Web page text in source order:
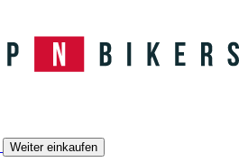
Weiter einkaufen